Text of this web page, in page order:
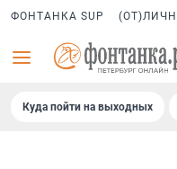
ФОНТАНКА SUP
Куда пойти на выходных